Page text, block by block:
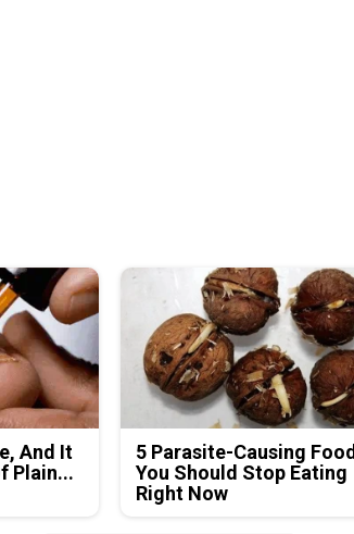
And It
Plain...
5 Parasite-Causing
You Should Stop Eating
Right Now